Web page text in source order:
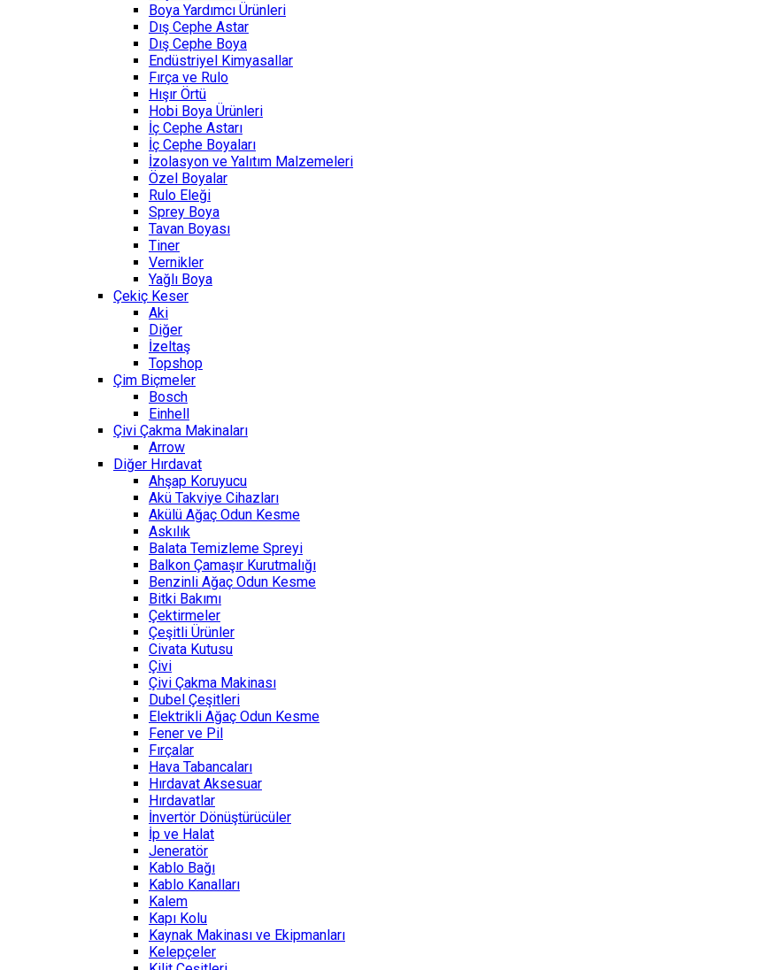
Boya Yardımcı Ürünleri
Dış Cephe Astar
Dış Cephe Boya
Endüstriyel Kimyasallar
Fırça ve Rulo
Hışır Örtü
Hobi Boya Ürünleri
İç Cephe Astarı
İç Cephe Boyaları
İzolasyon ve Yalıtım Malzemeleri
Özel Boyalar
Rulo Eleği
Sprey Boya
Tavan Boyası
Tiner
Vernikler
Yağlı Boya
Çekiç Keser
Aki
Diğer
İzeltaş
Topshop
Çim Biçmeler
Bosch
Einhell
Çivi Çakma Makinaları
Arrow
Diğer Hırdavat
Ahşap Koruyucu
Akü Takviye Cihazları
Akülü Ağaç Odun Kesme
Askılık
Balata Temizleme Spreyi
Balkon Çamaşır Kurutmalığı
Benzinli Ağaç Odun Kesme
Bitki Bakımı
Çektirmeler
Çeşitli Ürünler
Civata Kutusu
Çivi
Çivi Çakma Makinası
Dubel Çeşitleri
Elektrikli Ağaç Odun Kesme
Fener ve Pil
Fırçalar
Hava Tabancaları
Hırdavat Aksesuar
Hırdavatlar
İnvertör Dönüştürücüler
İp ve Halat
Jeneratör
Kablo Bağı
Kablo Kanalları
Kalem
Kapı Kolu
Kaynak Makinası ve Ekipmanları
Kelepçeler